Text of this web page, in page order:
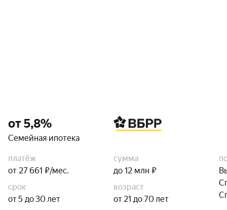
от 5,8%
Семейная ипотека
платёж
от 27 661 ₽/мес.
сумма
до 12 млн ₽
срок
от 5 до 30 лет
возраст
от 21 до 70 лет